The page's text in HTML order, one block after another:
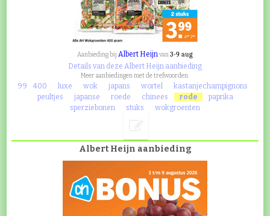
Aanbieding bij Albert Heijnvan3-9 aug
Details van deze Albert Heijn aanbieding
Meer aanbiedingen met de trefwoorden:
99 400 luxe wok japans wortel
kastanjechampignons
peultjes
japanse roede chinees rode
paprika
sperziebonen
stuks wokgroenten
Albert Heijn aanbieding